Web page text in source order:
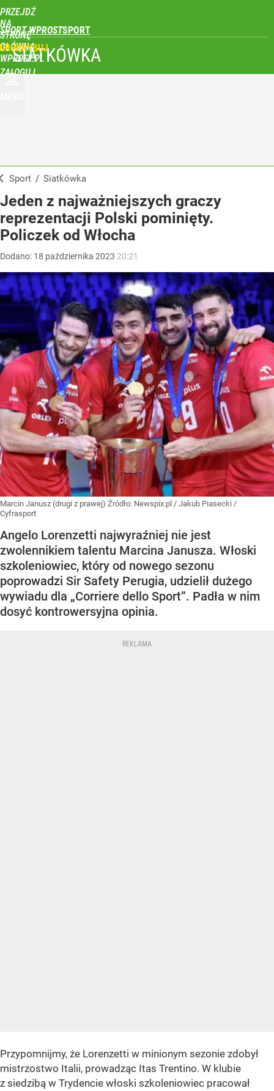
PRZEJDŹ
NA
STRONĘ
GŁÓWNĄ
WPROST.PL
SPORT WPROST
ZALOGUJ
SIATKÓWKA
Sport / Siatkówka
Jeden z najważniejszych graczy
reprezentacji Polski pominięty.
Policzek od Włocha
Dodano: 18 października 2023 20:21
Marcin Janusz (drugi z prawej) Źródło: Newspix.pl / Jakub Piasecki /
Cyfrasport
Angelo Lorenzetti najwyraźniej nie jest
zwolennikiem talentu Marcina Janusza. Włoski
szkoleniowiec, który od nowego sezonu
poprowadzi Sir Safety Perugia, udzielił dużego
wywiadu dla „Corriere dello Sport”. Padła w nim
dosyć kontrowersyjna opinia.
Przypomnijmy, że Lorenzetti w minionym sezonie zdobył
mistrzostwo Italii, prowadząc Itas Trentino. W klubie
z siedzibą w Trydencie włoski szkoleniowiec pracował